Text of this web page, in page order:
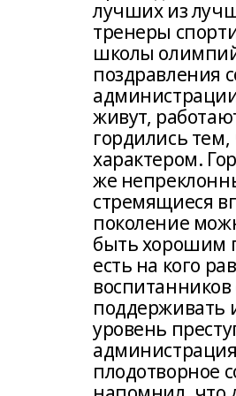
лучших из
тренеры
школы
поздравления
живут,
гордились
характером.
же
стремящиеся
поколение
быть хорошим
есть на кого
поддерживать
уровень
плодотворное